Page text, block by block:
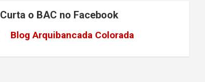
Curta o BAC no Facebook
Blog Arquibancada Colorada